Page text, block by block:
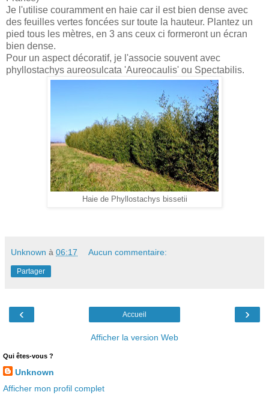
Je l'utilise couramment en haie car il est bien dense avec
des feuilles vertes foncées sur toute la hauteur. Plantez un
pied tous les mètres, en 3 ans ceux ci formeront un écran
bien dense.
Pour un aspect décoratif, je l'associe souvent avec
phyllostachys aureosulcata 'Aureocaulis' ou Spectabilis.
Haie de Phyllostachys bissetii
Unknown à 06:17 Aucun commentaire:
Partager
‹ ›
Accueil
Afficher la version Web
Qui êtes-vous ?
Unknown
Afficher mon profil complet